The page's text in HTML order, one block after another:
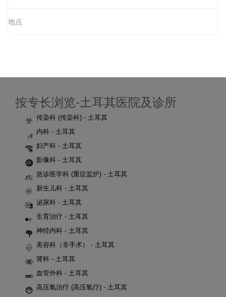
地点
按专长浏览-土耳其医院及诊所
传染科 (传染科) - 土耳其
内科 - 土耳其
妇产科 - 土耳其
影像科 - 土耳其
急诊医学科 (重症监护) - 土耳其
新生儿科 - 土耳其
泌尿科 - 土耳其
生育治疗 - 土耳其
神经内科 - 土耳其
美容科（非手术） - 土耳其
肾科 - 土耳其
血管外科 - 土耳其
高压氧治疗 (高压氧疗) - 土耳其